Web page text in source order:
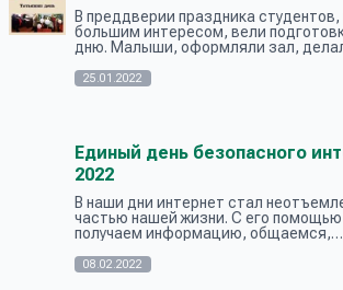
В преддверии праздника студентов,
большим интересом, вели
дню. Малыши, оформляли зал,
девочек, которые зовутся
25.01.2022
Единый день безопасного
2022
В наши дни интернет стал
частью нашей жизни. С его
получаем информацию, общаемся,
услуги, отправляем документы для
поступления в вузы...
08.02.2022